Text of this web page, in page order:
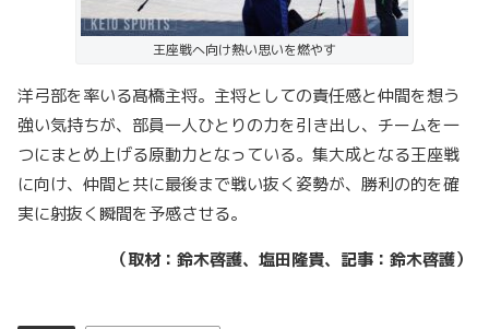
王座戦へ向け熱い思いを燃やす
洋弓部を率いる髙橋主将。主将としての責任感と仲間を想う
強い気持ちが、部員一人ひとりの力を引き出し、チームを一
つにまとめ上げる原動力となっている。集大成となる王座戦
に向け、仲間と共に最後まで戦い抜く姿勢が、勝利の的を確
実に射抜く瞬間を予感させる。
（取材：鈴木啓護、塩田隆貴、記事：鈴木啓護）